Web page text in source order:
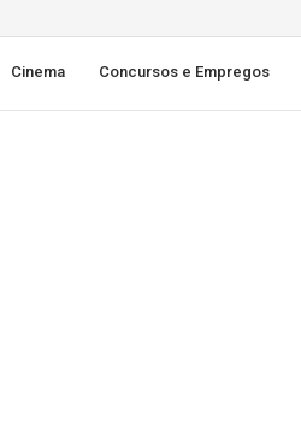
Cinema Concursos e Empregos